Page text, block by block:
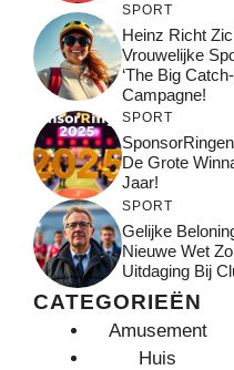
SPORT
Heinz Richt
Vrouwelijke
‘The Big Catch-
Campagne!
SPORT
De Grote
Jaar!
SPORT
Gelijke
Nieuwe Wet
Uitdaging Bij
CATEGORIEËN
Amusement
Huis